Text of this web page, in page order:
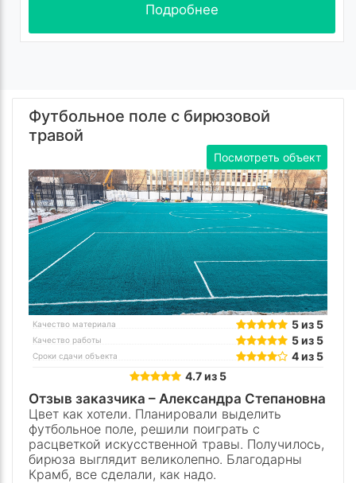
Подробнее
Футбольное поле с бирюзовой
травой
Посмотреть объект
Качество материала 5 из 5
Качество работы 5 из 5
Сроки сдачи объекта
4 из 5
4.7 из 5
Отзыв заказчика – Александра Степановна
Цвет как хотели. Планировали выделить
футбольное поле, решили поиграть с
расцветкой искусственной травы. Получилось,
бирюза выглядит великолепно. Благодарны
Крамб, все сделали, как надо.